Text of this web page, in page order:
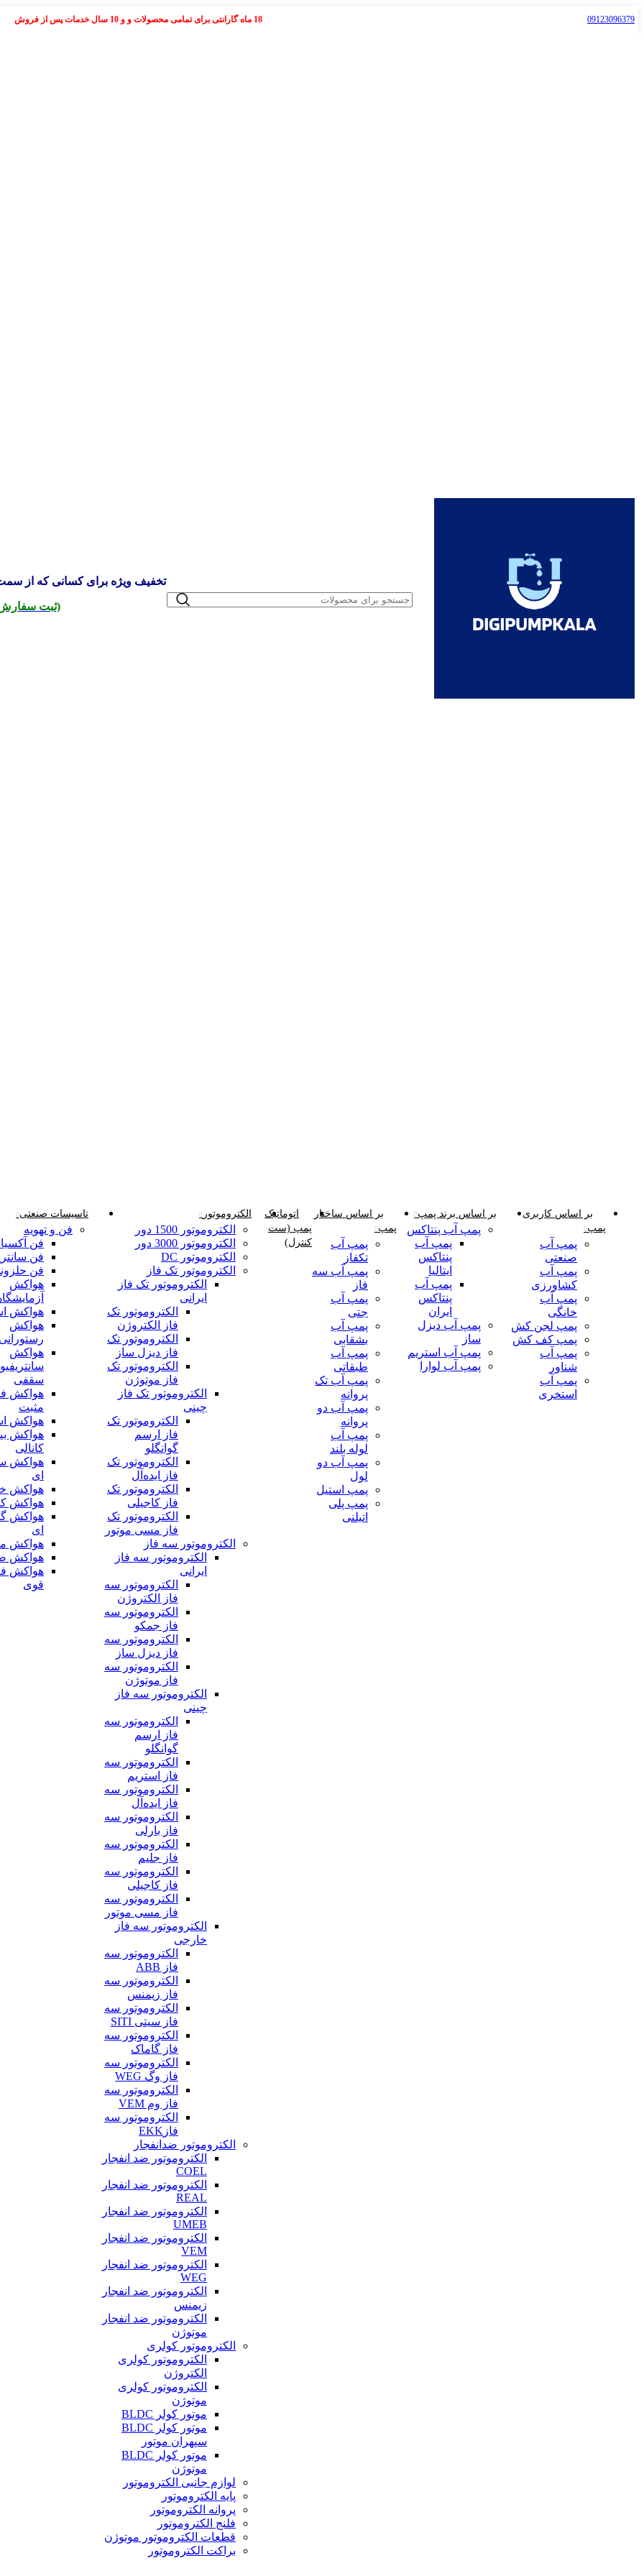
09123096379 18 ماه گارانتی برای تمامی محصولات و و 10 سال خدمات پس از فروش
تخفیف ویژه برای کسانی که از
(ثبت
بر اساس کاربری
پمپ
پمپ آب
صنعتی
پمپ آب
کشاورزی
پمپ آب
خانگی
پمپ لجن کش
پمپ کف کش
پمپ آب
شناور
پمپ آب
استخری
بر اساس برند پمپ
پمپ آب پنتاکس
پمپ آب
پنتاکس
ایتالیا
پمپ آب
پنتاکس
ایران
پمپ آب دیزل
ساز
پمپ آب استریم
پمپ آب لوارا
بر اساس ساختار
پمپ
پمپ آب
تکفاز
پمپ آب سه
فاز
پمپ آب
جتی
پمپ آب
بشقابی
پمپ آب
طبقاتی
پمپ آب تک
پروانه
پمپ آب دو
پروانه
پمپ آب
لوله بلند
پمپ آب دو
لول
پمپ استیل
پمپ پلی
اتیلنی
اتوماتیک
پمپ (ست
کنترل)
الکتروموتور
الکتروموتور 1500 دور
الکتروموتور 3000 دور
الکتروموتور DC
الکتروموتور تک فاز
الکتروموتور تک فاز
ایرانی
الکتروموتور تک
فاز الکتروژن
الکتروموتور تک
فاز دیزل ساز
الکتروموتور تک
فاز موتوژن
الکتروموتور تک فاز
چینی
الکتروموتور تک
فاز ارسم
گوانگلو
الکتروموتور تک
فاز ایده‌آل
الکتروموتور تک
فاز کاجیلی
الکتروموتور تک
فاز مسی موتور
الکتروموتور سه فاز
الکتروموتور سه فاز
ایرانی
الکتروموتور سه
فاز الکتروژن
الکتروموتور سه
فاز جمکو
الکتروموتور سه
فاز دیزل ساز
الکتروموتور سه
فاز موتوژن
الکتروموتور سه فاز
چینی
الکتروموتور سه
فاز ارسم
گوانگلو
الکتروموتور سه
فاز استریم
الکتروموتور سه
فاز ایده‌آل
الکتروموتور سه
فاز بارلی
الکتروموتور سه
فاز جلیم
الکتروموتور سه
فاز کاجیلی
الکتروموتور سه
فاز مسی موتور
الکتروموتور سه فاز
خارجی
الکتروموتور سه
فاز ABB
الکتروموتور سه
فاز زیمنس
الکتروموتور سه
فاز سیتی SITI
الکتروموتور سه
فاز گاماک
الکتروموتور سه
فاز وگ WEG
الکتروموتور سه
فاز وم VEM
الکتروموتور سه
فازEKK
الکتروموتور ضدانفجار
الکتروموتور ضد انفجار
COEL
الکتروموتور ضد انفجار
REAL
الکتروموتور ضد انفجار
UMEB
الکتروموتور ضد انفجار
VEM
الکتروموتور ضد انفجار
WEG
الکتروموتور ضد انفجار
زیمنس
الکتروموتور ضد انفجار
موتوژن
الکتروموتور کولری
الکتروموتور کولری
الکتروژن
الکتروموتور کولری
موتوژن
موتور کولر BLDC
موتور کولر BLDC
سپهران موتور
موتور کولر BLDC
موتوژن
لوازم جانبی الکتروموتور
پایه الکتروموتور
پروانه الکتروموتور
فلنج الکتروموتور
قطعات الکتروموتور موتوژن
براکت الکتروموتور
تاسیسات صنعتی
فن و تهویه
فن
فن
فن
هواکش
هواکش
هواکش
رستورانی
هواکش
سقفی
هواکش
مثبت
هواکش
هواکش
کانالی
هواکش
ای
هواکش
هواکش
هواکش
ای
هواکش
هواکش
هواکش
قوی